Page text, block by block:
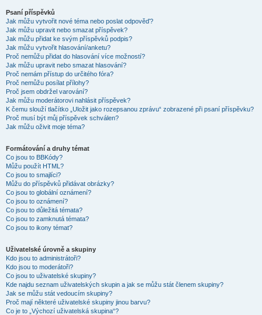
Psaní příspěvků
Jak můžu vytvořit nové téma nebo poslat odpověď?
Jak můžu upravit nebo smazat příspěvek?
Jak můžu přidat ke svým příspěvků podpis?
Jak můžu vytvořit hlasování/anketu?
Proč nemůžu přidat do hlasování více možností?
Jak můžu upravit nebo smazat hlasování?
Proč nemám přístup do určitého fóra?
Proč nemůžu posílat přílohy?
Proč jsem obdržel varování?
Jak můžu moderátorovi nahlásit příspěvek?
K čemu slouží tlačítko „Uložit jako rozepsanou zprávu“ zobrazené při psaní příspěvku?
Proč musí být můj příspěvek schválen?
Jak můžu oživit moje téma?
Formátování a druhy témat
Co jsou to BBKódy?
Můžu použít HTML?
Co jsou to smajlíci?
Můžu do příspěvků přidávat obrázky?
Co jsou to globální oznámení?
Co jsou to oznámení?
Co jsou to důležitá témata?
Co jsou to zamknutá témata?
Co jsou to ikony témat?
Uživatelské úrovně a skupiny
Kdo jsou to administrátoři?
Kdo jsou to moderátoři?
Co jsou to uživatelské skupiny?
Kde najdu seznam uživatelských skupin a jak se můžu stát členem skupiny?
Jak se můžu stát vedoucím skupiny?
Proč mají některé uživatelské skupiny jinou barvu?
Co je to „Výchozí uživatelská skupina“?